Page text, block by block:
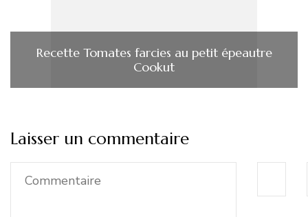
Recette Tomates farcies au petit épeautre
Cookut
Laisser un commentaire